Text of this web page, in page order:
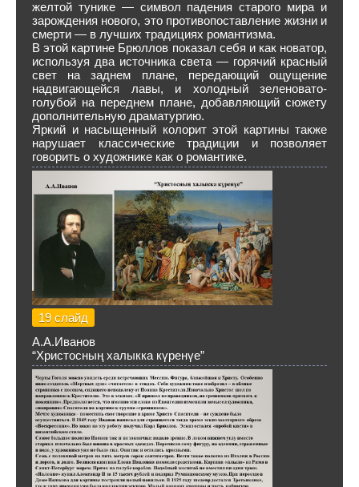
желтой тунике — символ падения старого мира и
зарождения нового, это противопоставление жизни и
смерти — в лучших традициях романтизма.
В этой картине Брюллов показал себя и как новатор,
используя два источника света — горячий красный
свет на заднем плане, передающий ощущение
надвигающейся лавы, и холодный зеленовато-
голубой на переднем плане, добавляющий сюжету
дополнительную драматургию.
Яркий и насыщенный колорит этой картины также
нарушает классические традиции и позволяет
говорить о художнике как о романтике.
19 слайд
А.А.Иванов
“Христосның халыкка күренүе”